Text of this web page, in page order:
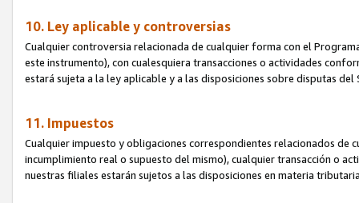
10. Ley aplicable y controversias
Cualquier controversia relacionada de cualquier forma con el
este instrumento), con cualesquiera transacciones o actividades
estará sujeta a la ley aplicable y a las disposiciones sobre disputas
11. Impuestos
Cualquier impuesto y obligaciones correspondientes relacionados de
incumplimiento real o supuesto del mismo), cualquier transacción o
nuestras filiales estarán sujetos a las disposiciones en materia